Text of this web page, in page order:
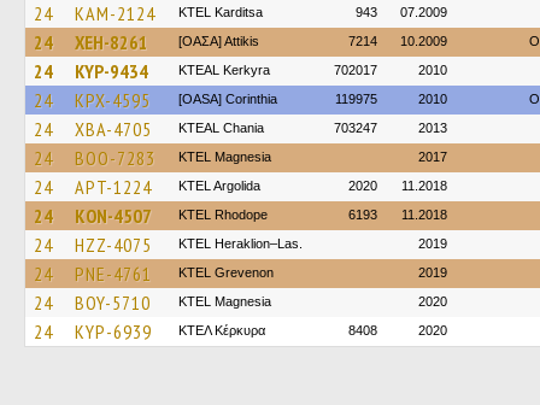
24 KAM-2124 ΚΤΕL Karditsa 943 07.2009
24 XEH-8261 [ΟΑΣΑ] Αttikis 7214 10.2009
24 KYP-9434 KTEAL Kerkyra 702017 2010
24 KPX-4595 [OASA] Corinthia 119975 2010
24 XBA-4705 KTEAL Chania 703247 2013
24 BOO-7283 ΚΤΕL Magnesia 2017
24 APT-1224 KTEL Argolida 2020 11.2018
24 KON-4507 KTEL Rhodope 6193 11.2018
24 HZZ-4075 KTEL Heraklion–Las. 2019
24 PNE-4761 ΚΤΕL Grevenon 2019
24 BOY-5710 ΚΤΕL Magnesia 2020
24 KYP-6939 ΚΤΕΛ Κέρκυρα 8408 2020